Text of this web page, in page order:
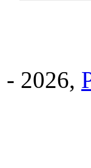
2026,